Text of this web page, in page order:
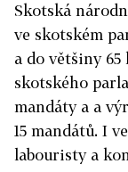
Skotská
ve skotském
a do většiny 65
skotského
mandáty a a
15 mandátů. I
labouristy a